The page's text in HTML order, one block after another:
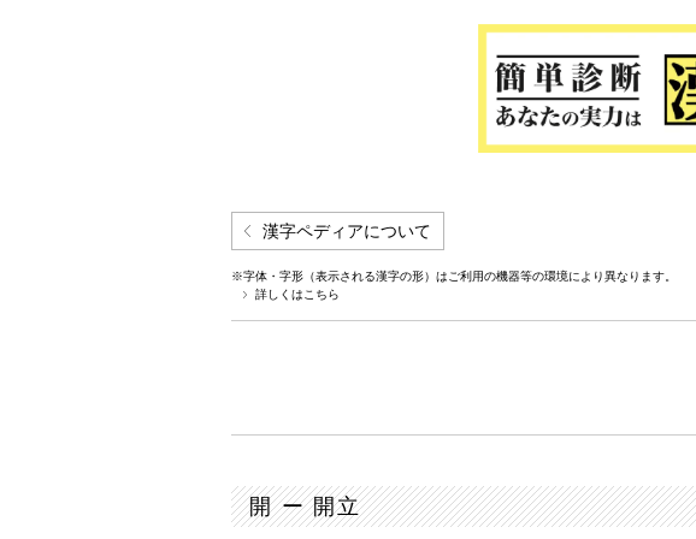
漢字ペディアについて
※字体・字形（表示される漢字の形）はご利用の機器等の環境により異なります。
詳しくはこちら
開 ー 開立